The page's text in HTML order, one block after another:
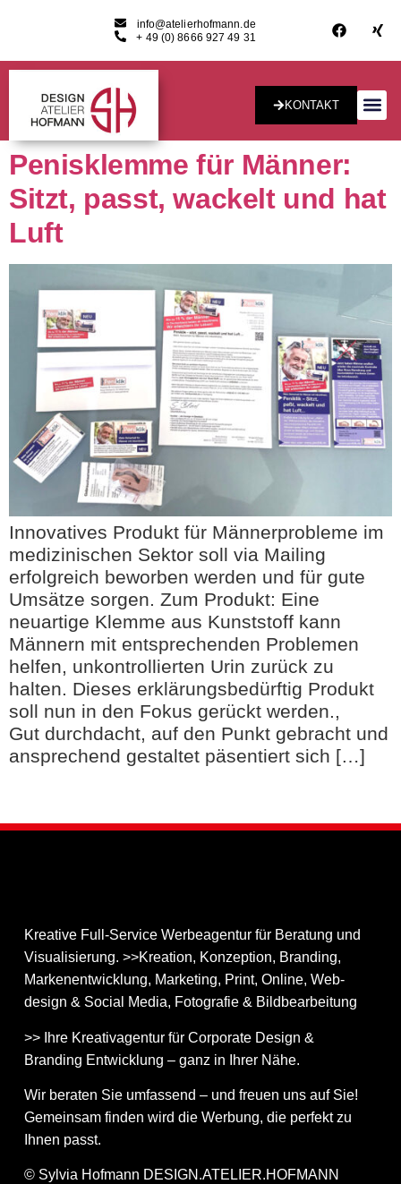
info@atelierhofmann.de
+ 49 (0) 8666 927 49 31
KONTAKT
Penisklemme für Männer:
Sitzt, passt, wackelt und hat
Luft
Innovatives Produkt für Männerprobleme im
medizinischen Sektor soll via Mailing
erfolgreich beworben werden und für gute
Umsätze sorgen. Zum Produkt: Eine
neuartige Klemme aus Kunststoff kann
Männern mit entsprechenden Problemen
helfen, unkontrollierten Urin zurück zu
halten. Dieses erklärungsbedürftig Produkt
soll nun in den Fokus gerückt werden.,
Gut durchdacht, auf den Punkt gebracht und
ansprechend gestaltet päsentiert sich […]
Kreative Full-Service Werbeagentur für Beratung und
Visualisierung. >>Kreation, Konzeption, Branding,
Markenentwicklung, Marketing, Print, Online, Web­
design & Social Media, Fotografie & Bildbear­bei­tung
>> Ihre Kreativagentur für Corporate Design &
Branding Entwicklung – ganz in Ihrer Nähe.
Wir beraten Sie umfassend – und freuen uns auf Sie!
Gemeinsam finden wird die Werbung, die perfekt zu
Ihnen passt.
© Sylvia Hofmann DESIGN.ATELIER.HOFMANN